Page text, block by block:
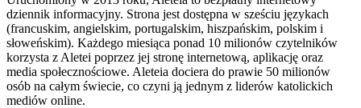
dziennik informacyjny. Strona jest dostępna w sześciu językach
(francuskim, angielskim, portugalskim, hiszpańskim, polskim i
słoweńskim). Każdego miesiąca ponad 10 milionów czytelników
korzysta z Aletei poprzez jej stronę internetową, aplikację oraz
media społecznościowe. Aleteia dociera do prawie 50 milionów
osób na całym świecie, co czyni ją jednym z liderów katolickich
mediów online.